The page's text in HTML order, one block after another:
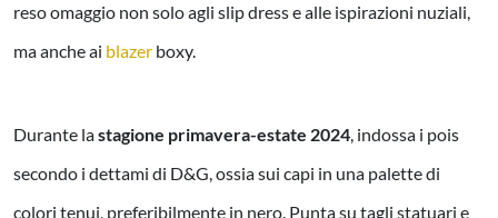
reso omaggio non solo agli slip dress e alle ispirazioni nuziali,
ma anche ai blazer boxy.
Durante lastagione primavera-estate 2024, indossa i pois
secondo i dettami di D&G, ossia sui capi in una palette di
colori tenui, preferibilmente in nero. Punta su tagli statuari e